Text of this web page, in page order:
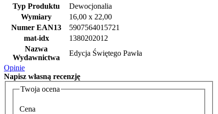
Typ Produktu
Dewocjonalia
Wymiary
16,00 x 22,00
Numer EAN13
5907564015721
mat-idx
1380202012
Nazwa
Wydawnictwa
Edycja Świętego Pawła
Opinie
Napisz własną recenzję
Twoja ocena
Cena